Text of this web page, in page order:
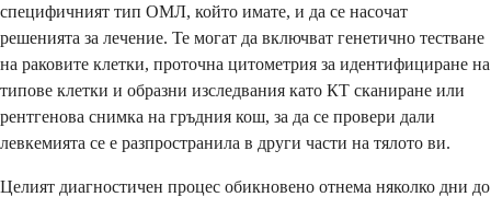
специфичният тип ОМЛ, който имате, и да се насочат
решенията за лечение. Те могат да включват генетично тестване
на раковите клетки, проточна цитометрия за идентифициране на
типове клетки и образни изследвания като КТ сканиране или
рентгенова снимка на гръдния кош, за да се провери дали
левкемията се е разпространила в други части на тялото ви.
Целият диагностичен процес обикновено отнема няколко дни до